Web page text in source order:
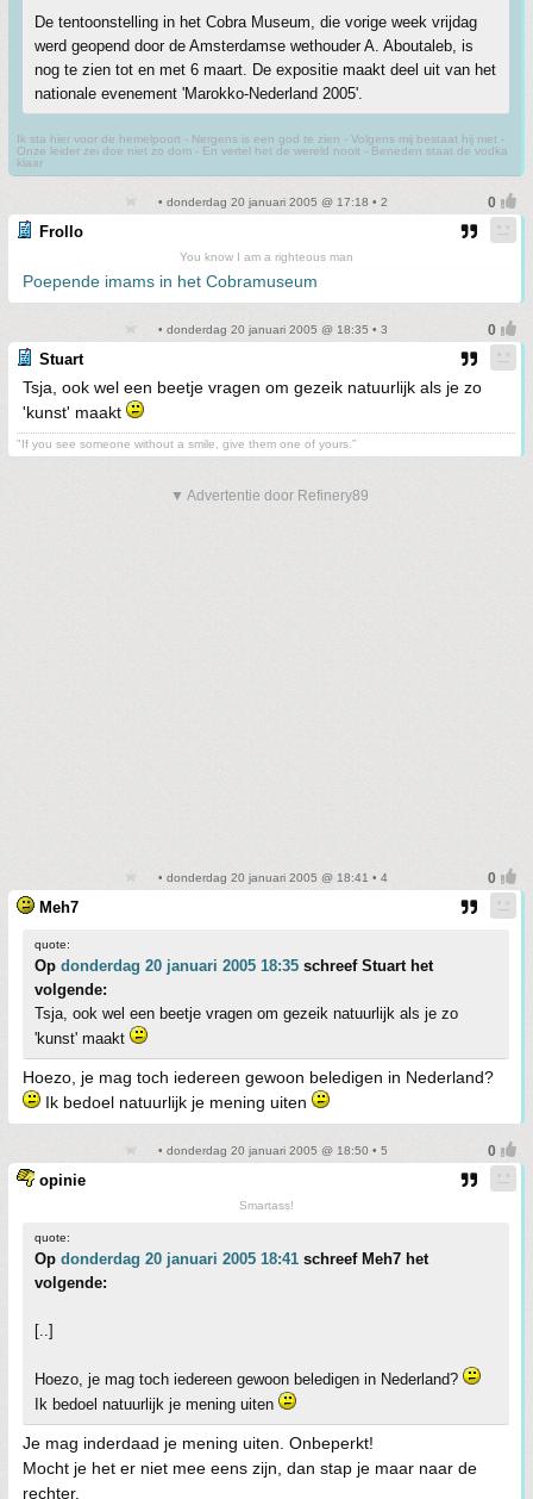
De tentoonstelling in het Cobra Museum, die vorige week vrijdag
werd geopend door de Amsterdamse wethouder A. Aboutaleb, is
nog te zien tot en met 6 maart. De expositie maakt deel uit van het
nationale evenement 'Marokko-Nederland 2005'.
Ik sta hier voor de hemelpoort - Nergens is een god te zien - Volgens mij bestaat hij niet -
Onze leider zei doe niet zo dom - En vertel het de wereld nooit - Beneden staat de vodka
klaar
• donderdag 20 januari 2005 @ 17:18 • 2
Frollo
You know I am a righteous man
Poepende imams in het Cobramuseum
• donderdag 20 januari 2005 @ 18:35 • 3
Stuart
Tsja, ook wel een beetje vragen om gezeik natuurlijk als je zo
'kunst' maakt
"If you see someone without a smile, give them one of yours.”
▼ Advertentie door Refinery89
• donderdag 20 januari 2005 @ 18:41 • 4
Meh7
quote:
Op donderdag 20 januari 2005 18:35 schreef Stuart het
volgende:
Tsja, ook wel een beetje vragen om gezeik natuurlijk als je zo
'kunst' maakt
Hoezo, je mag toch iedereen gewoon beledigen in Nederland?
Ik bedoel natuurlijk je mening uiten
• donderdag 20 januari 2005 @ 18:50 • 5
opinie
Smartass!
quote:
Op donderdag 20 januari 2005 18:41 schreef Meh7 het
volgende:
[..]
Hoezo, je mag toch iedereen gewoon beledigen in Nederland?
Ik bedoel natuurlijk je mening uiten
Je mag inderdaad je mening uiten. Onbeperkt!
Mocht je het er niet mee eens zijn, dan stap je maar naar de
rechter.